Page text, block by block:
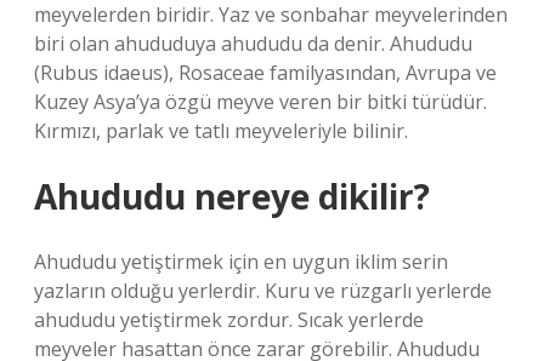
meyvelerden biridir. Yaz ve sonbahar meyvelerinden
biri olan ahududuya ahududu da denir. Ahududu
(Rubus idaeus), Rosaceae familyasından, Avrupa ve
Kuzey Asya’ya özgü meyve veren bir bitki türüdür.
Kırmızı, parlak ve tatlı meyveleriyle bilinir.
Ahududu nereye dikilir?
Ahududu yetiştirmek için en uygun iklim serin
yazların olduğu yerlerdir. Kuru ve rüzgarlı yerlerde
ahududu yetiştirmek zordur. Sıcak yerlerde
meyveler hasattan önce zarar görebilir. Ahududu